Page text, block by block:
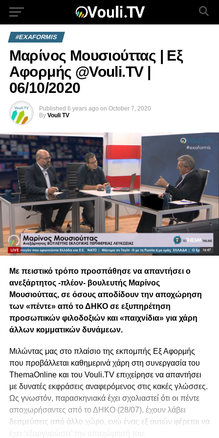
#EXAFORMIS
Μαρίνος Μουσιούττας | Εξ
Αφορμής @Vouli.TV |
06/10/2020
Published 6 years ago on October 7, 2020
By Vouli TV
Με πειστικό τρόπο προσπάθησε να απαντήσει ο
ανεξάρτητος -πλέον- βουλευτής Μαρίνος
Μουσιούττας, σε όσους αποδίδουν την αποχώρηση
των «πέντε» από το ΔΗΚΟ σε εξυπηρέτηση
προσωπικών φιλοδοξιών και «παιχνίδια» για χάρη
άλλων κομματικών δυνάμεων.
Μιλώντας μας στο πλαίσιο της εκπομπής Εξ Αφορμής
που προβάλλεται καθημερινά χάρη στη συνεργασία του
ThemaOnline και του Vouli.TV επιχείρησε να απαντήσει
με δυνατές εκφράσεις αναφερόμενος στις κακές γλώσσες.
Ως γνωστόν, παρασκηνιακά έχει σχολιαστεί ότι οι πέντε
αποχωρήσαντες από το ΔΗΚΟ (28/07), έχουν λάβει
δεσμεύσεις από άλλο χώρο, ενώ ένας εξ αυτών φέρεται να